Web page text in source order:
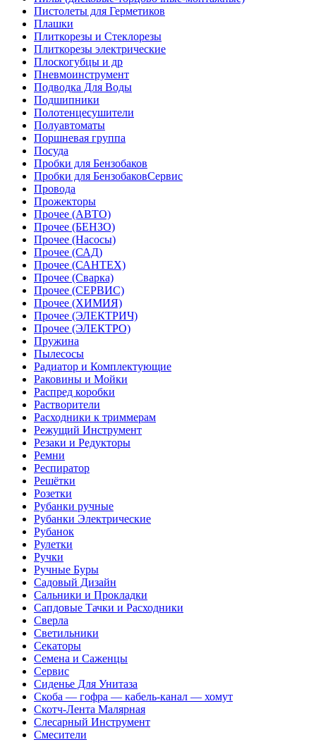
Пистолеты для Герметиков
Плашки
Плиткорезы и Стеклорезы
Плиткорезы электрические
Плоскогубцы и др
Пневмоинструмент
Подводка Для Воды
Подшипники
Полотенцесушители
Полуавтоматы
Поршневая группа
Посуда
Пробки для Бензобаков
Пробки для БензобаковСервис
Провода
Прожекторы
Прочее (АВТО)
Прочее (БЕНЗО)
Прочее (Насосы)
Прочее (САД)
Прочее (САНТЕХ)
Прочее (Сварка)
Прочее (СЕРВИС)
Прочее (ХИМИЯ)
Прочее (ЭЛЕКТРИЧ)
Прочее (ЭЛЕКТРО)
Пружина
Пылесосы
Радиатор и Комплектующие
Раковины и Мойки
Распред коробки
Растворители
Расходники к триммерам
Режущий Инструмент
Резаки и Редукторы
Ремни
Респиратор
Решётки
Розетки
Рубанки ручные
Рубанки Электрические
Рубанок
Рулетки
Ручки
Ручные Буры
Садовый Дизайн
Сальники и Прокладки
Сапдовые Тачки и Расходники
Сверла
Светильники
Секаторы
Семена и Саженцы
Сервис
Сиденье Для Унитаза
Скоба — гофра — кабель-канал — хомут
Скотч-Лента Малярная
Слесарный Инструмент
Смесители